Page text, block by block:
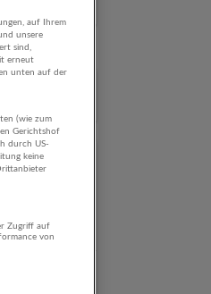
22 Jobs
auf Ihrem
unsere
sind,
erneut
unten auf der
(wie zum
Gerichtshof
durch US-
keine
Zugriff auf
von